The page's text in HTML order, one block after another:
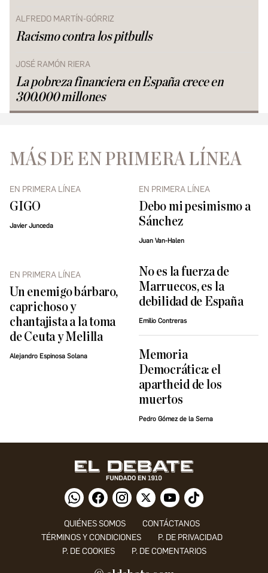
ALFREDO MARTÍN-GÓRRIZ
Racismo contra los pitbulls
JOSÉ RAMÓN RIERA
La pobreza financiera en España crece en
300.000 millones
MÁS DE EN PRIMERA LÍNEA
EN PRIMERA LÍNEA
GIGO
Javier Junceda
EN PRIMERA LÍNEA
Debo mi pesimismo a
Sánchez
Juan Van-Halen
EN PRIMERA LÍNEA
Un enemigo bárbaro,
caprichoso y
chantajista a la toma
de Ceuta y Melilla
Alejandro Espinosa Solana
No es la fuerza de
Marruecos, es la
debilidad de España
Emilio Contreras
Memoria
Democrática: el
apartheid de los
muertos
Pedro Gómez de la Serna
QUIÉNES SOMOS
CONTÁCTANOS
TÉRMINOS Y CONDICIONES
P. DE PRIVACIDAD
P. DE COOKIES
P. DE COMENTARIOS